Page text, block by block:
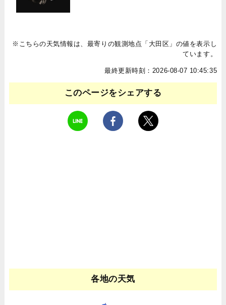
※こちらの天気情報は、最寄りの観測地点「大田区」の値を表示し
ています。
最終更新時刻：2026-08-07 10:45:35
このページをシェアする
各地の天気